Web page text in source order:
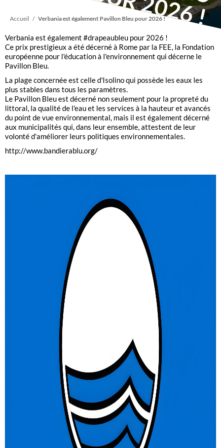
Fil
d'Ariane
Accueil Verbania est également Pavillon Bleu pour 2026 !
Verbania est également #drapeaubleu pour 2026 !
Ce prix prestigieux a été décerné à Rome par la FEE, la Fondation
européenne pour l'éducation à l'environnement qui décerne le
Pavillon Bleu.
La plage concernée est celle d'Isolino qui possède les eaux les
plus stables dans tous les paramètres.
Le Pavillon Bleu est décerné non seulement pour la propreté du
littoral, la qualité de l'eau et les services à la hauteur et avancés
du point de vue environnemental, mais il est également décerné
aux municipalités qui, dans leur ensemble, attestent de leur
volonté d'améliorer leurs politiques environnementales.
http://www.bandierablu.org/